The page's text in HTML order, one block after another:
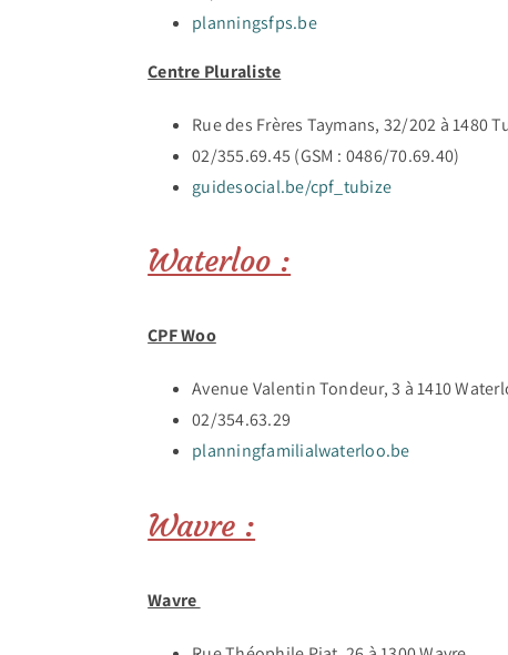
planningsfps.be
Centre Pluraliste
Rue des Frères Taymans, 32/202 à 1480
02/355.69.45 (GSM : 0486/70.69.40)
guidesocial.be/cpf_tubize
Waterloo :
CPF Woo
Avenue Valentin Tondeur, 3 à 1410
02/354.63.29
planningfamilialwaterloo.be
Wavre :
Wavre